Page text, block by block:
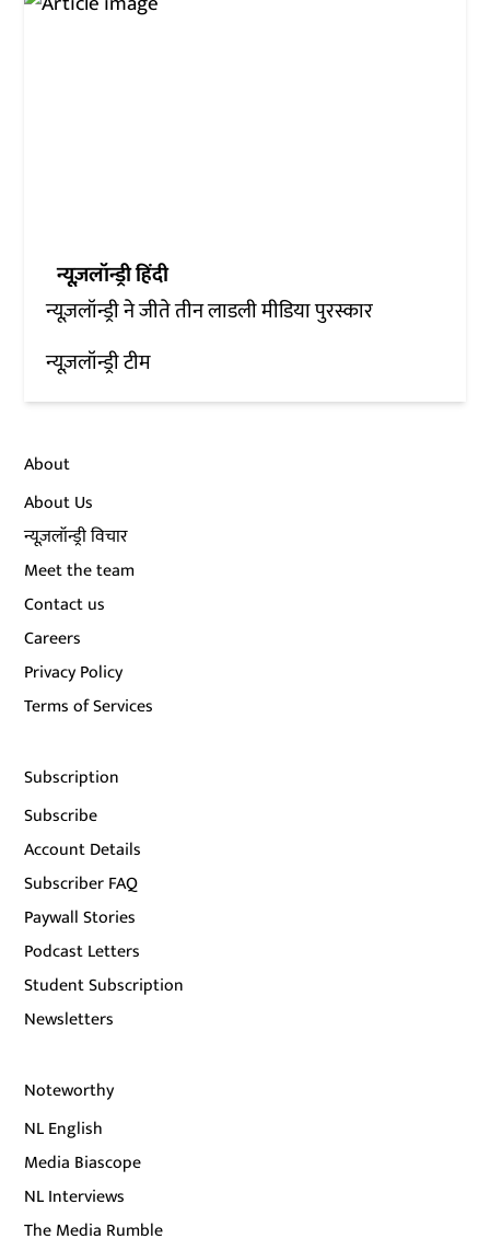
न्यूज़लॉन्ड्री हिंदी
न्यूज़लॉन्ड्री ने जीते तीन लाडली मीडिया पुरस्कार
न्यूज़लॉन्ड्री टीम
About
About Us
न्यूज़लॉन्ड्री विचार
Meet the team
Contact us
Careers
Privacy Policy
Terms of Services
Subscription
Subscribe
Account Details
Subscriber FAQ
Paywall Stories
Podcast Letters
Student Subscription
Newsletters
Noteworthy
NL English
Media Biascope
NL Interviews
The Media Rumble